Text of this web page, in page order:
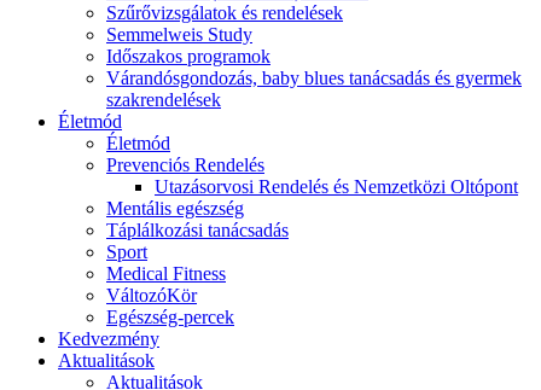
Szűrővizsgálatok és rendelések
Semmelweis Study
Időszakos programok
Várandósgondozás, baby blues tanácsadás és gyermek
szakrendelések
Életmód
Életmód
Prevenciós Rendelés
Utazásorvosi Rendelés és Nemzetközi Oltópont
Mentális egészség
Táplálkozási tanácsadás
Sport
Medical Fitness
VáltozóKör
Egészség-percek
Kedvezmény
Aktualitások
Aktualitások